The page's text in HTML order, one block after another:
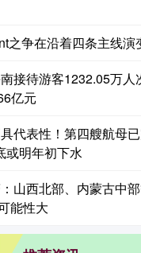
之争在沿着四条主线演
接待游客1232.05万人
亿元
代表性！第四艘航母
或明年初下水
山西北部、内蒙古中
能性大